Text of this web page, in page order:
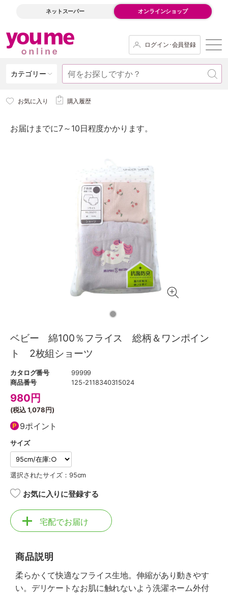
ネットスーパー オンラインショップ
ログイン･会員登録
カテゴリー
お気に入り 購入履歴
お届けまでに7～10日程度かかります。
ベビー 綿100％フライス 総柄＆ワンポイン
ト 2枚組ショーツ
カタログ番号
99999
商品番号
125-2118340315024
980 円
(税込1,078円)
9ポイント
サイズ
選択されたサイズ：95cm
お気に入りに登録する
宅配でお届け
商品説明
柔らかくて快適なフライス生地。伸縮があり動きやす
い。デリケートなお肌に触れないよう洗濯ネーム外付